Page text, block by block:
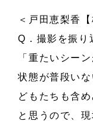
＜戸田恵梨香
Q．撮影を振り
「重たいシー
状態が普段い
どもたちも含
と思うので、